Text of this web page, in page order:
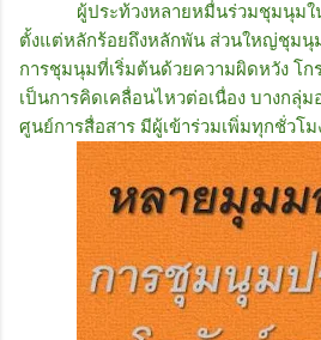
ผู้ประท้วงหลายหมื่นร่วมชุมนุมใ
ตั้งแต่หลักร้อยถึงหลักพัน ส่วนใหญ่ชุมนุ
การชุมนุมที่เริ่มต้นด้วยความผิดหวัง โก
เป็นการคิดเคลื่อนไหวต่อเนื่อง บางกลุ่
ศูนย์การสื่อสาร มีผู้เข้าร่วมเพิ่มทุกชั่วโม